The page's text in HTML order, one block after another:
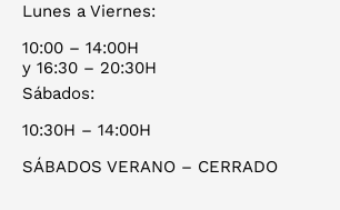
Lunes a Viernes:
10:00 – 14:00H
y 16:30 – 20:30H
Sábados:
10:30H – 14:00H
SÁBADOS VERANO – CERRADO